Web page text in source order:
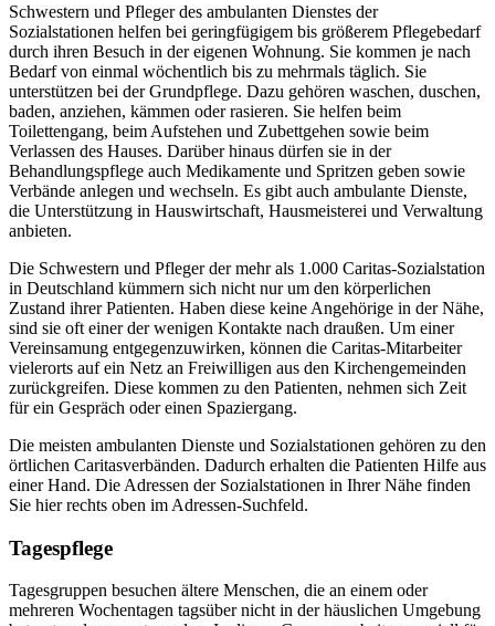
Schwestern und Pfleger des ambulanten Dienstes der
Sozialstationen helfen bei geringfügigem bis größerem Pflegebedarf
durch ihren Besuch in der eigenen Wohnung. Sie kommen je nach
Bedarf von einmal wöchentlich bis zu mehrmals täglich. Sie
unterstützen bei der Grundpflege. Dazu gehören waschen, duschen,
baden, anziehen, kämmen oder rasieren. Sie helfen beim
Toilettengang, beim Aufstehen und Zubettgehen sowie beim
Verlassen des Hauses. Darüber hinaus dürfen sie in der
Behandlungspflege auch Medikamente und Spritzen geben sowie
Verbände anlegen und wechseln. Es gibt auch ambulante Dienste,
die Unterstützung in Hauswirtschaft, Hausmeisterei und Verwaltung
anbieten.
Die Schwestern und Pfleger der mehr als 1.000 Caritas-Sozialstation
in Deutschland kümmern sich nicht nur um den körperlichen
Zustand ihrer Patienten. Haben diese keine Angehörige in der Nähe,
sind sie oft einer der wenigen Kontakte nach draußen. Um einer
Vereinsamung entgegenzuwirken, können die Caritas-Mitarbeiter
vielerorts auf ein Netz an Freiwilligen aus den Kirchengemeinden
zurückgreifen. Diese kommen zu den Patienten, nehmen sich Zeit
für ein Gespräch oder einen Spaziergang.
Die meisten ambulanten Dienste und Sozialstationen gehören zu den
örtlichen Caritasverbänden. Dadurch erhalten die Patienten Hilfe aus
einer Hand. Die Adressen der Sozialstationen in Ihrer Nähe finden
Sie hier rechts oben im Adressen-Suchfeld.
Tagespflege
Tagesgruppen besuchen ältere Menschen, die an einem oder
mehreren Wochentagen tagsüber nicht in der häuslichen Umgebung